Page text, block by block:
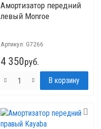
Амортизатор передний
левый Monroe
Артикул: G7266
4 350руб.